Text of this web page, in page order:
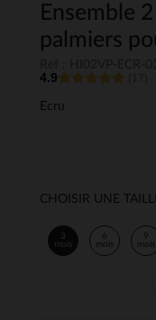
Ensemble
palmiers
4.9
Ecru
CHOISIR UNE
3
mois
6
mois
9
mois